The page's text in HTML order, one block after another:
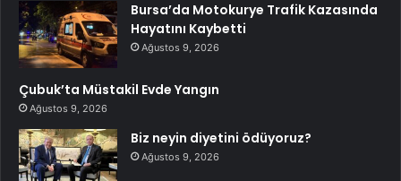
Bursa’da Motokurye Trafik Kazasında
Hayatını Kaybetti
Ağustos 9, 2026
Çubuk’ta Müstakil Evde Yangın
Ağustos 9, 2026
Biz neyin diyetini ödüyoruz?
Ağustos 9, 2026